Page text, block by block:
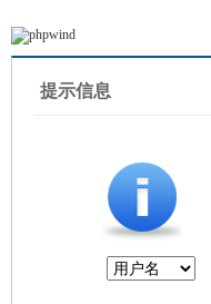
提示信息